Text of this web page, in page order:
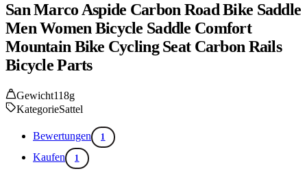
San Marco Aspide Carbon Road Bike Saddle
Men Women Bicycle Saddle Comfort
Mountain Bike Cycling Seat Carbon Rails
Bicycle Parts
Gewicht118g
KategorieSattel
Bewertungen 1
Kaufen 1